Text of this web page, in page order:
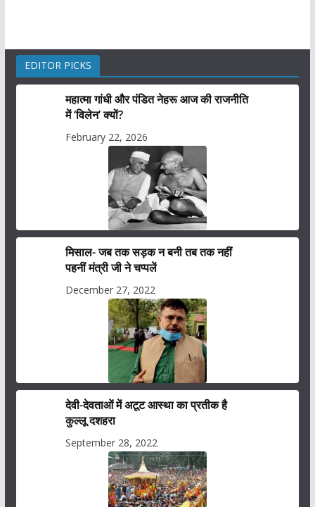
EDITOR PICKS
महात्मा गांधी और पंडित नेहरू आज की राजनीति
में ‘विलेन’ क्यों?
February 22, 2026
मिसाल- जब तक सड़क न बनी तब तक नहीं
पहनीं मंत्री जी ने चप्पलें
December 27, 2022
देवी-देवताओं में अटूट आस्था का प्रतीक है
कुल्लू दशहरा
September 28, 2022